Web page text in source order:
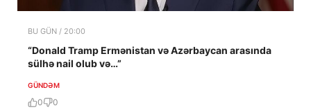
BU GÜN / 20:00
“Donald Tramp Ermənistan və Azərbaycan arasında
sülhə nail olub və…”
GÜNDƏM
0 0